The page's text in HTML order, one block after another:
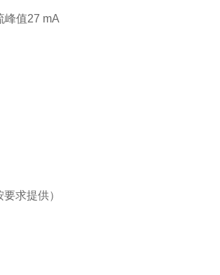
峰值27 mA
求提供）